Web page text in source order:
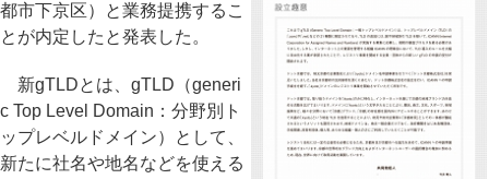
都市下京区）と業務提携するこ
とが内定したと発表した。
新gTLDとは、gTLD（generi
c Top Level Domain：分野別ト
ップレベルドメイン）として、
新たに社名や地名などを使える